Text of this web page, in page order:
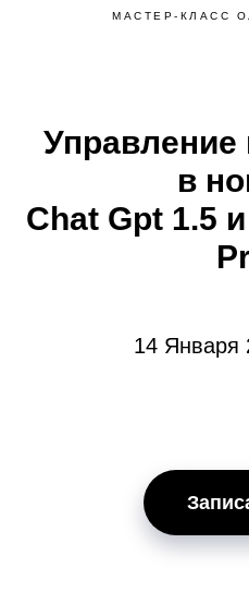
МАСТЕР-КЛАСС
в
Chat Gpt 1.5
14